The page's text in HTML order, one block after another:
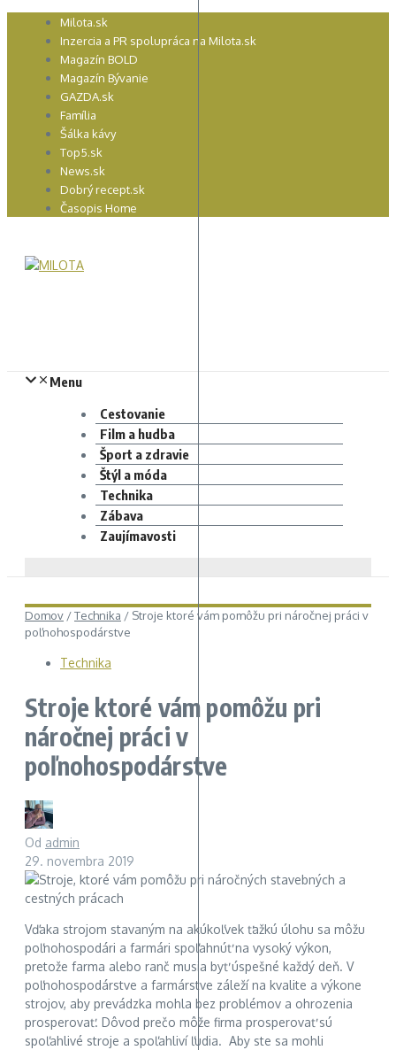
Preskočiť Milota.sk
Inzercia a PR spolupráca na Milota.sk
Magazín BOLD
Magazín Bývanie
GAZDA.sk
Família
Šálka kávy
Top5.sk
News.sk
Dobrý recept.sk
Časopis Home
Menu
Cestovanie
Film a hudba
Šport a zdravie
Štýl a móda
Technika
Zábava
Zaujímavosti
Domov /Technika / Stroje ktoré vám pomôžu pri náročnej práci v
poľnohospodárstve
Technika
Stroje ktoré vám pomôžu pri
náročnej práci v
poľnohospodárstve
Od admin
29. novembra 2019
Vďaka strojom stavaným na akúkoľvek ťažkú úlohu sa môžu
poľnohospodári a farmári spoľahnúť na vysoký výkon,
pretože farma alebo ranč musia byť úspešné každý deň. V
poľnohospodárstve a farmárstve záleží na kvalite a výkone
strojov, aby prevádzka mohla bez problémov a ohrozenia
prosperovať. Dôvod prečo môže firma prosperovať sú
spoľahlivé stroje a spoľahliví ľudia. Aby ste sa mohli